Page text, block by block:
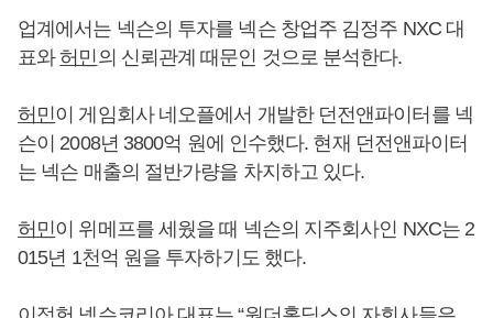
업계에서는 넥슨의 투자를 넥슨 창업주 김정주 NXC 대
표와허민 의 신뢰관계 때문인 것으로 분석한다.
허민이 게임회사 네오플에서 개발한 던전앤파이터를 넥
슨이 2008년 3800억 원에 인수했다. 현재 던전앤파이터
는 넥슨 매출의 절반가량을 차지하고 있다.
허민이 위메프를 세웠을 때 넥슨의 지주회사인 NXC는 2
015년 1천억 원을 투자하기도 했다.